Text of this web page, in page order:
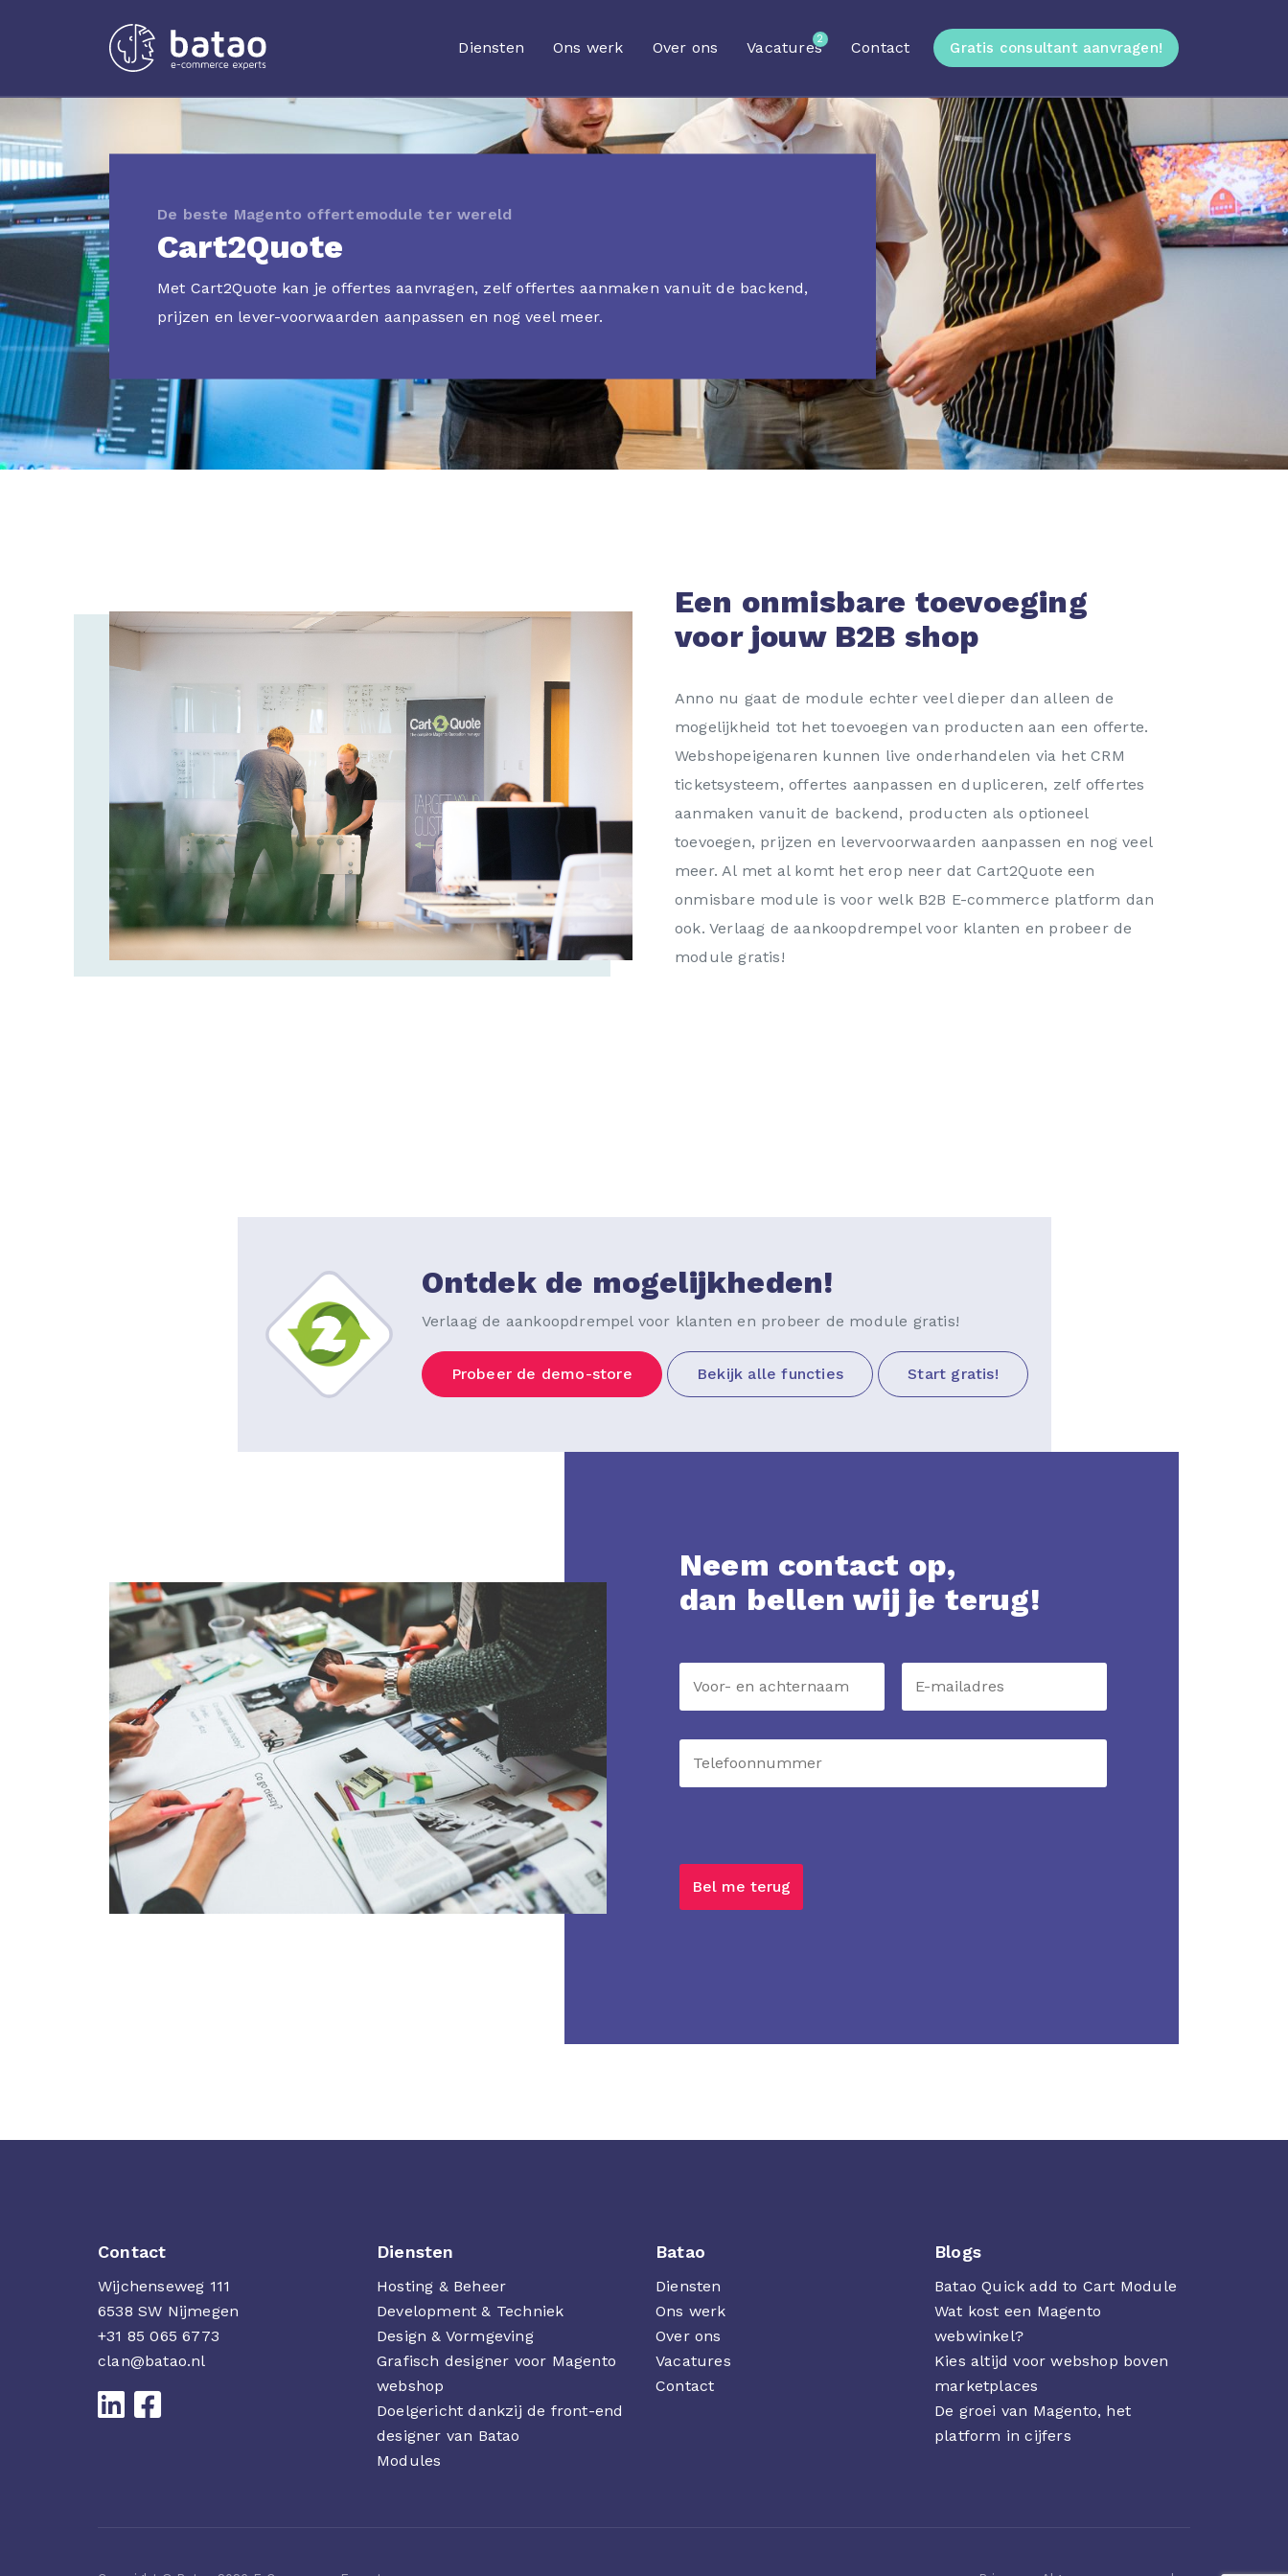
Diensten Ons werk Over ons Vacatures
2 Contact Gratis consultant aanvragen!
De beste Magento offertemodule ter wereld
Cart2Quote
Met Cart2Quote kan je offertes aanvragen, zelf offertes aanmaken vanuit de backend,
prijzen en lever-voorwaarden aanpassen en nog veel meer.
Een onmisbare toevoeging
voor jouw B2B shop
Anno nu gaat de module echter veel dieper dan alleen de
mogelijkheid tot het toevoegen van producten aan een offerte.
Webshopeigenaren kunnen live onderhandelen via het CRM
ticketsysteem, offertes aanpassen en dupliceren, zelf offertes
aanmaken vanuit de backend, producten als optioneel
toevoegen, prijzen en levervoorwaarden aanpassen en nog veel
meer. Al met al komt het erop neer dat Cart2Quote een
onmisbare module is voor welk B2B E-commerce platform dan
ook. Verlaag de aankoopdrempel voor klanten en probeer de
module gratis!
Ontdek de mogelijkheden!
Verlaag de aankoopdrempel voor klanten en probeer de module gratis!
Probeer de demo-store Bekijk alle functies Start gratis!
Neem contact op,
dan bellen wij je terug!
Contact
Wijchenseweg 111
6538 SW Nijmegen
+31 85 065 6773
clan@batao.nl
Diensten
Hosting & Beheer
Development & Techniek
Design & Vormgeving
Grafisch designer voor Magento
webshop
Doelgericht dankzij de front-end
designer van Batao
Modules
Batao
Diensten
Ons werk
Over ons
Vacatures
Contact
Blogs
Batao Quick add to Cart Module
Wat kost een Magento
webwinkel?
Kies altijd voor webshop boven
marketplaces
De groei van Magento, het
platform in cijfers